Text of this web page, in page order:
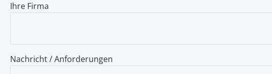
Ihre Firma
Nachricht / Anforderungen